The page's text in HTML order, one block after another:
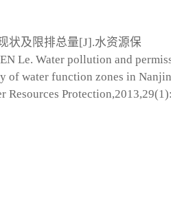
状及限排总量[J].水资源保
Le. Water pollution and
of water function zones in
Resources